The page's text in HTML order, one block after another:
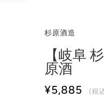
杉原酒造
【岐阜
原酒
¥5,885 (税